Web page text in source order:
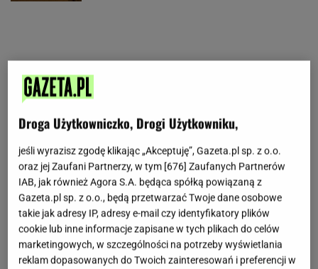
Droga Użytkowniczko, Drogi Użytkowniku,
jeśli wyrazisz zgodę klikając „Akceptuję”, Gazeta.pl sp. z o.o.
oraz jej Zaufani Partnerzy, w tym [676] Zaufanych Partnerów
IAB, jak również Agora S.A. będąca spółką powiązaną z
Gazeta.pl sp. z o.o., będą przetwarzać Twoje dane osobowe
takie jak adresy IP, adresy e-mail czy identyfikatory plików
cookie lub inne informacje zapisane w tych plikach do celów
marketingowych, w szczególności na potrzeby wyświetlania
reklam dopasowanych do Twoich zainteresowań i preferencji w